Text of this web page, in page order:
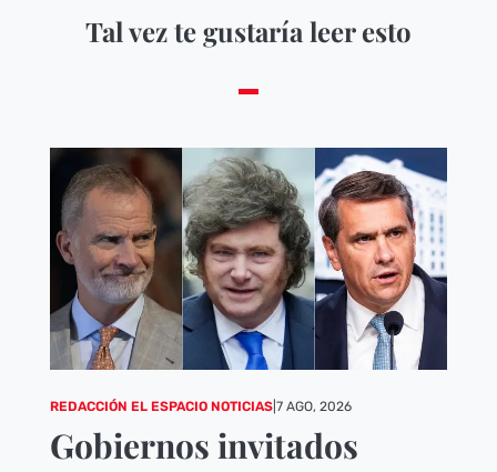
Tal vez te gustaría leer esto
REDACCIÓN EL ESPACIO NOTICIAS| 7 AGO, 2026
Gobiernos invitados